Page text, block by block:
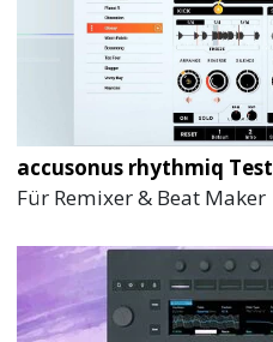
accusonus rhythmiq Test
Für Remixer & Beat Maker